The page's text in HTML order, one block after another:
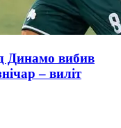
Динамо вибив
– виліт